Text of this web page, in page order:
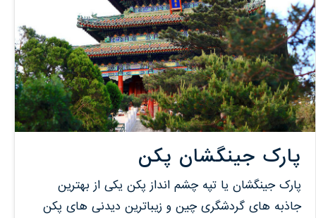
پارک جینگشان پکن
پارک جینگشان یا تپه چشم انداز پکن یکی از بهترین
جاذبه های گردشگری چین و زیباترین دیدنی های پکن